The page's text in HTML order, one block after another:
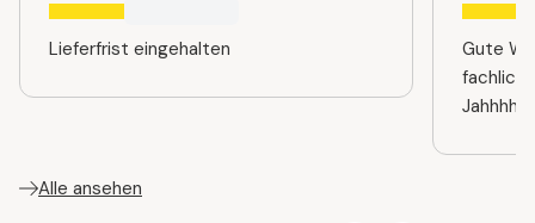
Lieferfrist eingehalten
Gute
fachlich
Alle ansehen